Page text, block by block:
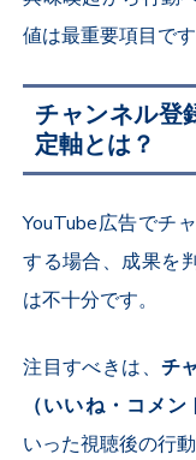
値は最重要項目です
チャンネル登
定軸とは？
YouTube広告でチ
する場合、成果を
は不十分です。
注目すべきは、 チ
（いいね・コメン
いった視聴後の行動